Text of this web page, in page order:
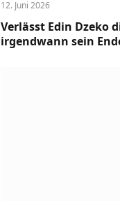
12. Juni 2026
Verlässt Edin Dzeko
irgendwann sein